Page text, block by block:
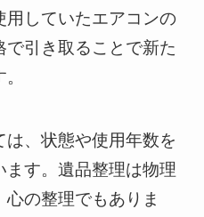
用していたエアコンの
で引き取ることで新た
、状態や使用年数を
す。遺品整理は物理
の整理でもありま